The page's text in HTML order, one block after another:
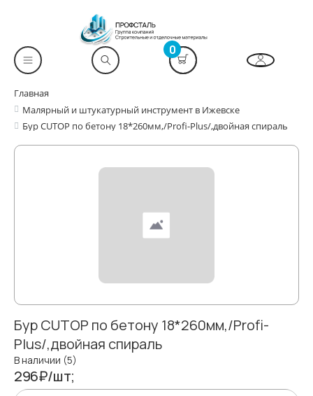
0
Главная
Малярный и штукатурный инструмент в Ижевске
Бур CUTOP по бетону 18*260мм,/Profi-Plus/,двойная спираль
Бур CUTOP по бетону 18*260мм,/Profi-
Plus/,двойная спираль
В наличии (5)
296₽/шт;